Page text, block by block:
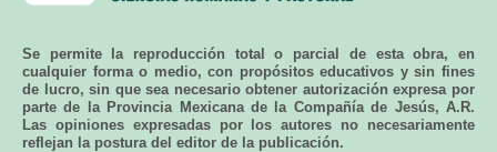
Se permite la reproducción total o parcial de esta obra, en
cualquier forma o medio, con propósitos educativos y sin fines
de lucro, sin que sea necesario obtener autorización expresa por
parte de la Provincia Mexicana de la Compañía de Jesús, A.R.
Las opiniones expresadas por los autores no necesariamente
reflejan la postura del editor de la publicación.